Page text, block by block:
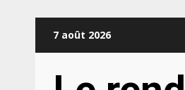
7 août 2026